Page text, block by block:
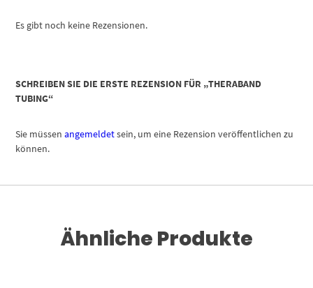
Es gibt noch keine Rezensionen.
SCHREIBEN SIE DIE ERSTE REZENSION FÜR „THERABAND
TUBING“
Sie müssenangemeldetsein, um eine Rezension veröffentlichen zu
können.
Ähnliche Produkte